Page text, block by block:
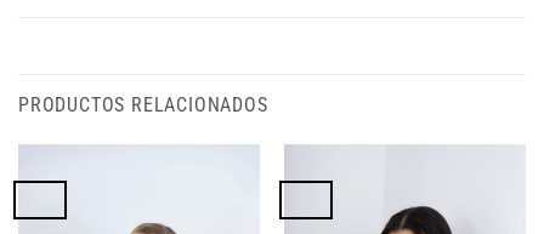
PRODUCTOS RELACIONADOS